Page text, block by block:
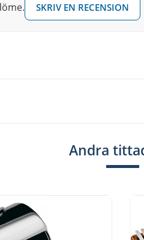
SKRIV EN RECENSION
Andra